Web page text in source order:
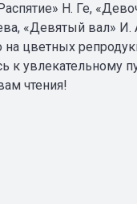
Н. Ге,
«Девятый вал» И.
цветных
к увлекательному
чтения!